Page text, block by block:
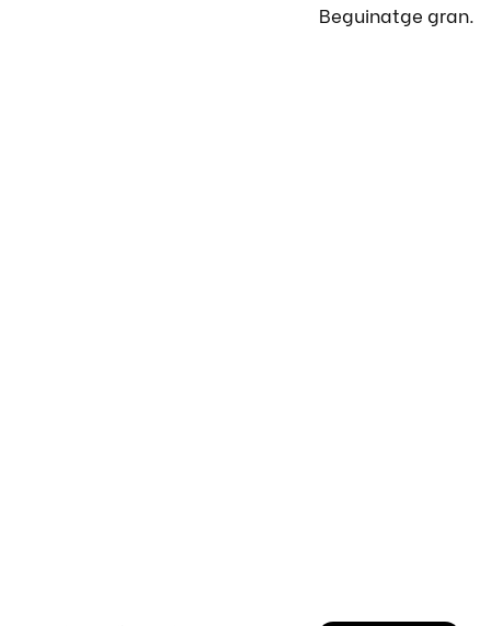
Beguinatge gran.